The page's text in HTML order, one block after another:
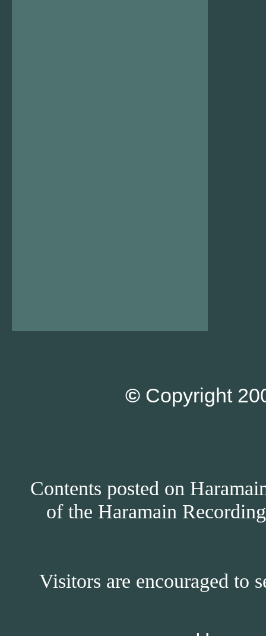
© Copyright
Contents posted on
of the Haramain
Visitors are encouraged to